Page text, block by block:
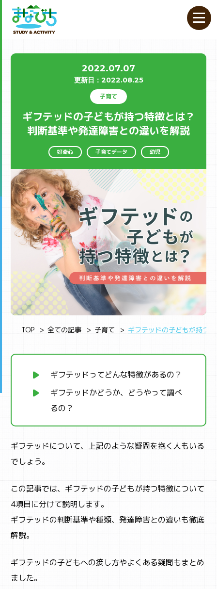
2022.07.07
更新⽇： 2022.08.25
子育て
ギフテッドの子どもが持つ特徴とは？
判断基準や発達障害との違いを解説
好奇心 子育てデータ 幼児
TOP 全ての記事 子育て ギフテッドの子どもが持つ
ギフテッドってどんな特徴があるの？
ギフテッドかどうか、どうやって調べ
るの？
ギフテッドについて、上記のような疑問を抱く人もいる
でしょう。
この記事では、ギフテッドの子どもが持つ特徴について
4項目に分けて説明します。
ギフテッドの判断基準や種類、発達障害との違いも徹底
解説。
ギフテッドの子どもへの接し方やよくある疑問もまとめ
ました。